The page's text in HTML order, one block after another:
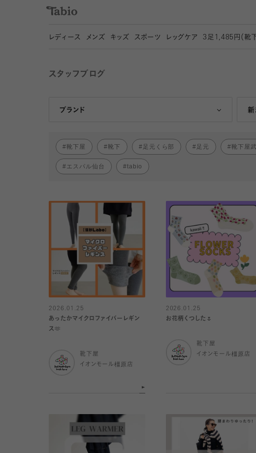
レディース メンズ キッズ スポーツ レッグケア 3 足1,485円（靴
スタッフブログ
ブランド
Tabio 人
靴下屋 靴下 足元くら部 足元 靴下屋
エスパル仙台 tabio
2026.01.25
あったかマイクロファイバーレギン
ス🫶
靴下屋
イオンモール橿原店
2026.01.25
お花柄くつした🌷
靴下屋
イオンモール橿原店